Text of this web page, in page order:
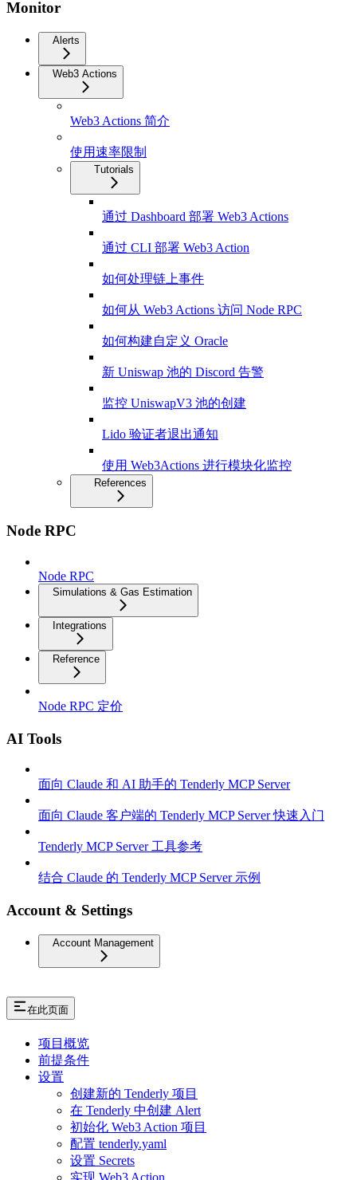
Monitor
Alerts
Web3 Actions
Web3 Actions 简介
使用速率限制
Tutorials
通过 Dashboard 部署 Web3 Actions
通过 CLI 部署 Web3 Action
如何处理链上事件
如何从 Web3 Actions 访问 Node RPC
如何构建自定义 Oracle
新 Uniswap 池的 Discord 告警
监控 UniswapV3 池的创建
Lido 验证者退出通知
使用 Web3Actions 进行模块化监控
References
Node RPC
Node RPC
Simulations & Gas Estimation
Integrations
Reference
Node RPC 定价
AI Tools
面向 Claude 和 AI 助手的 Tenderly MCP Server
面向 Claude 客户端的 Tenderly MCP Server 快速入门
Tenderly MCP Server 工具参考
结合 Claude 的 Tenderly MCP Server 示例
Account & Settings
Account Management
在此页面
项目概览
前提条件
设置
创建新的 Tenderly 项目
在 Tenderly 中创建 Alert
初始化 Web3 Action 项目
配置 tenderly.yaml
设置 Secrets
实现 Web3 Action